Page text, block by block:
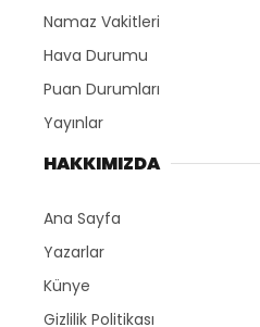
Namaz Vakitleri
Hava Durumu
Puan Durumları
Yayınlar
HAKKIMIZDA
Ana Sayfa
Yazarlar
Künye
Gizlilik Politikası